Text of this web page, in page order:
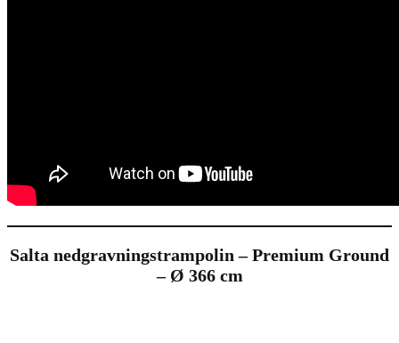
Salta nedgravningstrampolin – Premium Ground
– Ø 366 cm